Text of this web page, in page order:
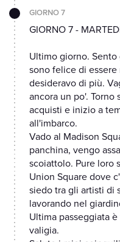
GIORNO 7
GIORNO 7 -
Ultimo giorno.
sono felice di
desideravo di più.
ancora un po'.
acquisti e inizio a
all'imbarco.
Vado al Madison
panchina, vengo
scoiattolo. Pure loro
Union Square dove
siedo tra gli artisti di
lavorando nel
Ultima passeggiata
valigia.